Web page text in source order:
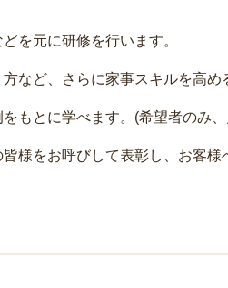
を元に研修を行います。
など、さらに家事スキルを高め
もとに学べます。(希望者のみ
様をお呼びして表彰し、お客様